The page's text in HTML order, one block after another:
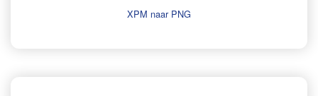
XPM naar PNG